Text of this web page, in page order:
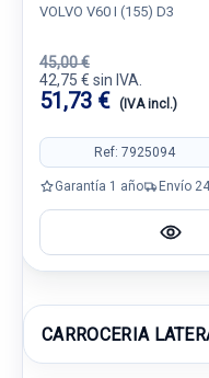
VOLVO V60 I (155) D3
45,00 €
42,75 € sin IVA.
51,73 € (IVA incl.)
Ref: 7925094
Garantía 1 año Envío
CARROCERIA